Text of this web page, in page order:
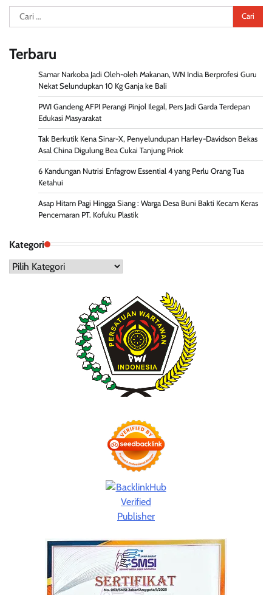
Cari
untuk:
Terbaru
Samar Narkoba Jadi Oleh-oleh Makanan, WN India Berprofesi Guru
Nekat Selundupkan 10 Kg Ganja ke Bali
PWI Gandeng AFPI Perangi Pinjol Ilegal, Pers Jadi Garda Terdepan
Edukasi Masyarakat
Tak Berkutik Kena Sinar-X, Penyelundupan Harley-Davidson Bekas
Asal China Digulung Bea Cukai Tanjung Priok
6 Kandungan Nutrisi Enfagrow Essential 4 yang Perlu Orang Tua
Ketahui
Asap Hitam Pagi Hingga Siang : Warga Desa Buni Bakti Kecam Keras
Pencemaran PT. Kofuku Plastik
Kategori
Kategori